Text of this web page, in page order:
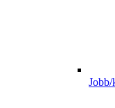
Jobb/